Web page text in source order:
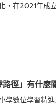
，在2021年成
路徑」有什麼
學數位學習精